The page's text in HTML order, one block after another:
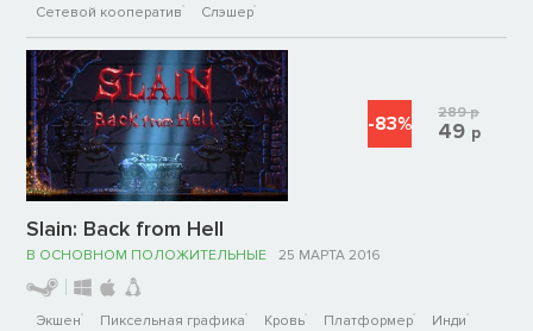
Сетевой кооператив
Слэшер
Slain: Back from Hell
В ОСНОВНОМ ПОЛОЖИТЕЛЬНЫЕ 25 МАРТА 2016
Экшен Пиксельная графика Кровь Платформер Инди
-83% 289р
49 р